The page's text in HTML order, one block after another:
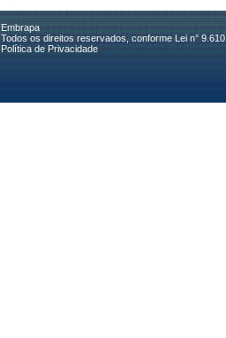
Embrapa
Todos os direitos reservados, conforme Lei n° 9.610
Política de Privacidade